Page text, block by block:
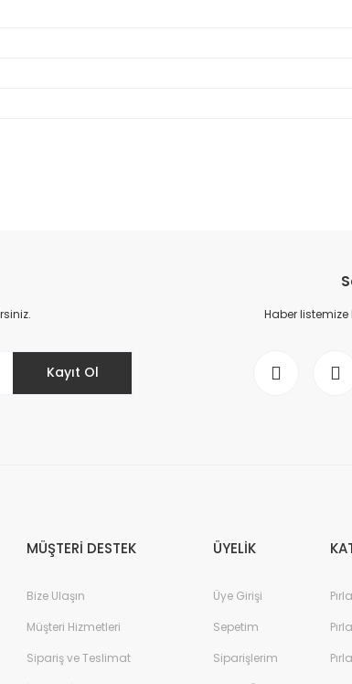
Kayıt Ol
Haber
MÜŞTERİ DESTEK
Bize Ulaşın
Müşteri Hizmetleri
Sipariş ve Teslimat
ÜYELİK
Üye Girişi
Sepetim
Siparişlerim